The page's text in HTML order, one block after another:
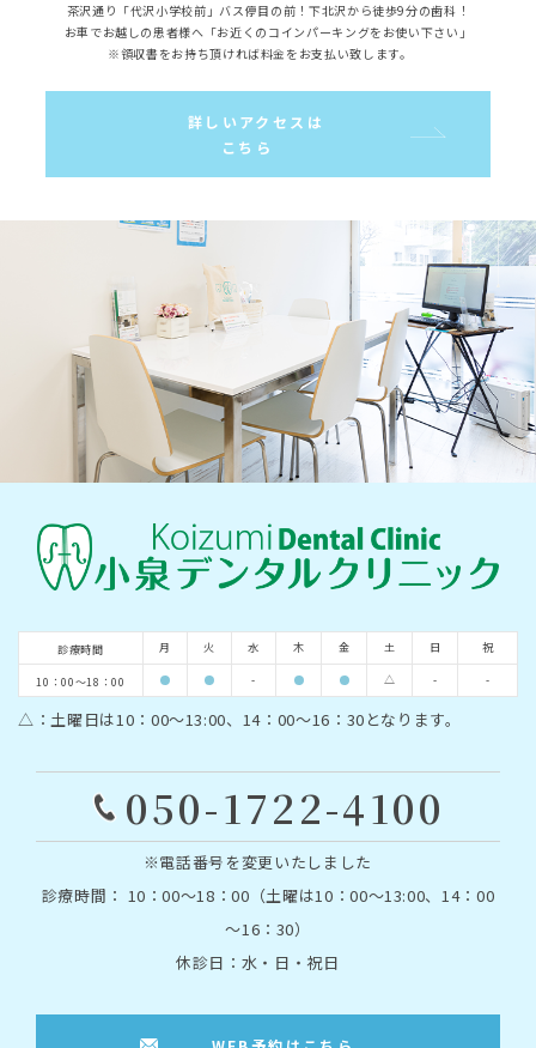
茶沢通り「代沢小学校前」バス停目の前！下北沢から徒歩9分の歯科！
お車でお越しの患者様へ「お近くのコインパーキングをお使い下さい」
※領収書をお持ち頂ければ料金をお支払い致します。
詳しいアクセスは
こちら
診療時間 月 火 水 木 金 土 日 祝
10：00～18：00 - △ - -
△：土曜日は10：00～13:00、14：00～16：30となります。
050-1722-4100
※電話番号を変更いたしました
診療時間： 10：00～18：00（土曜は10：00～13:00、14：00
～16：30）
休診日：水・日・祝日